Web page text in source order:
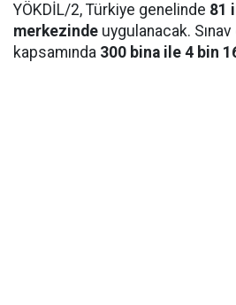
YÖKDİL/2, Türkiye genelinde 81
merkezinde uygulanacak.
kapsamında 300 bina ile 4 bin